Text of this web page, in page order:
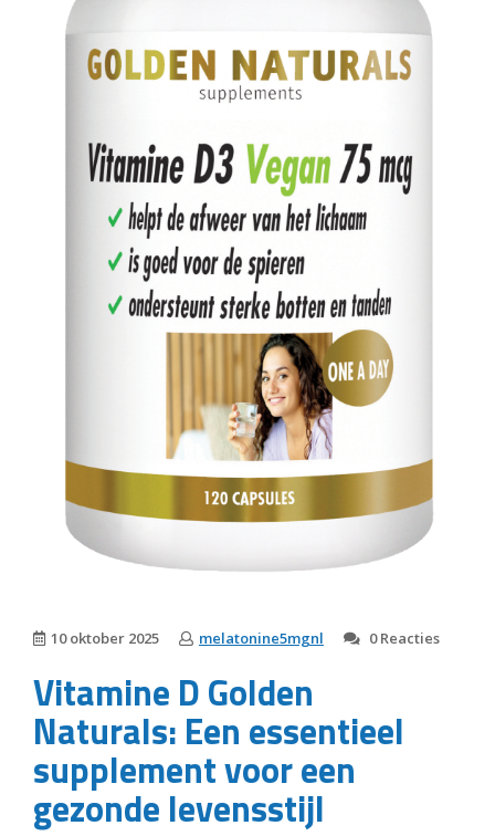
10 oktober 2025 melatonine5mgnl 0 Reacties
Vitamine D Golden
Naturals: Een essentieel
supplement voor een
gezonde levensstijl